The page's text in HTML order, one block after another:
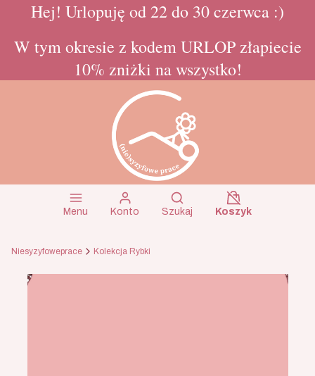
Hej! Urlopuję od 22 do 30 czerwca :)
W tym okresie z kodem URLOP złapiecie
10% zniżki na wszystko!
Menu Konto
Otwórz wyszukiwarkę
Szukaj
Koszyk
Koszyk
Niesyzyfoweprace Kolekcja Rybki